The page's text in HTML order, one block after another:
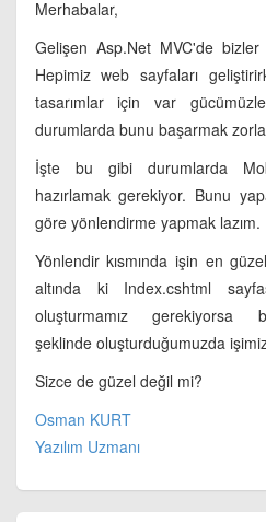
Merhabalar,
Gelişen Asp.Net MVC'de
Hepimiz web sayfaları
tasarımlar için var
durumlarda bunu başarmak
İşte bu gibi durumlarda
hazırlamak gerekiyor. Bunu
göre yönlendirme yapmak lazım.
Yönlendir kısmında işin en
altında ki Index.cshtml
oluşturmamız gerekiyorsa
şeklinde oluşturduğumuzda
Sizce de güzel değil mi?
Osman KURT
Yazılım Uzmanı